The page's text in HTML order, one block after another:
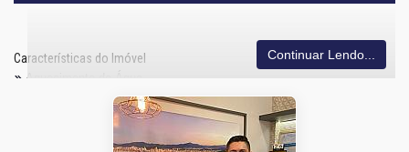
Características do Imóvel
Aquecimento de Água
Piso Porcelanato
Infra para Ar Split
Continuar Lendo...